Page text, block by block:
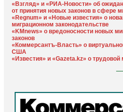
«Взгляд» и «РИА-Новости» об
от принятия новых законов в сфере
«Regnum» и «Новые известия» о
миграционном законодательстве
«KMnews» о вредоносности новых
законов
«Коммерсантъ-Власть» о
США
«Известия» и «Gazeta.kz» о трудовой